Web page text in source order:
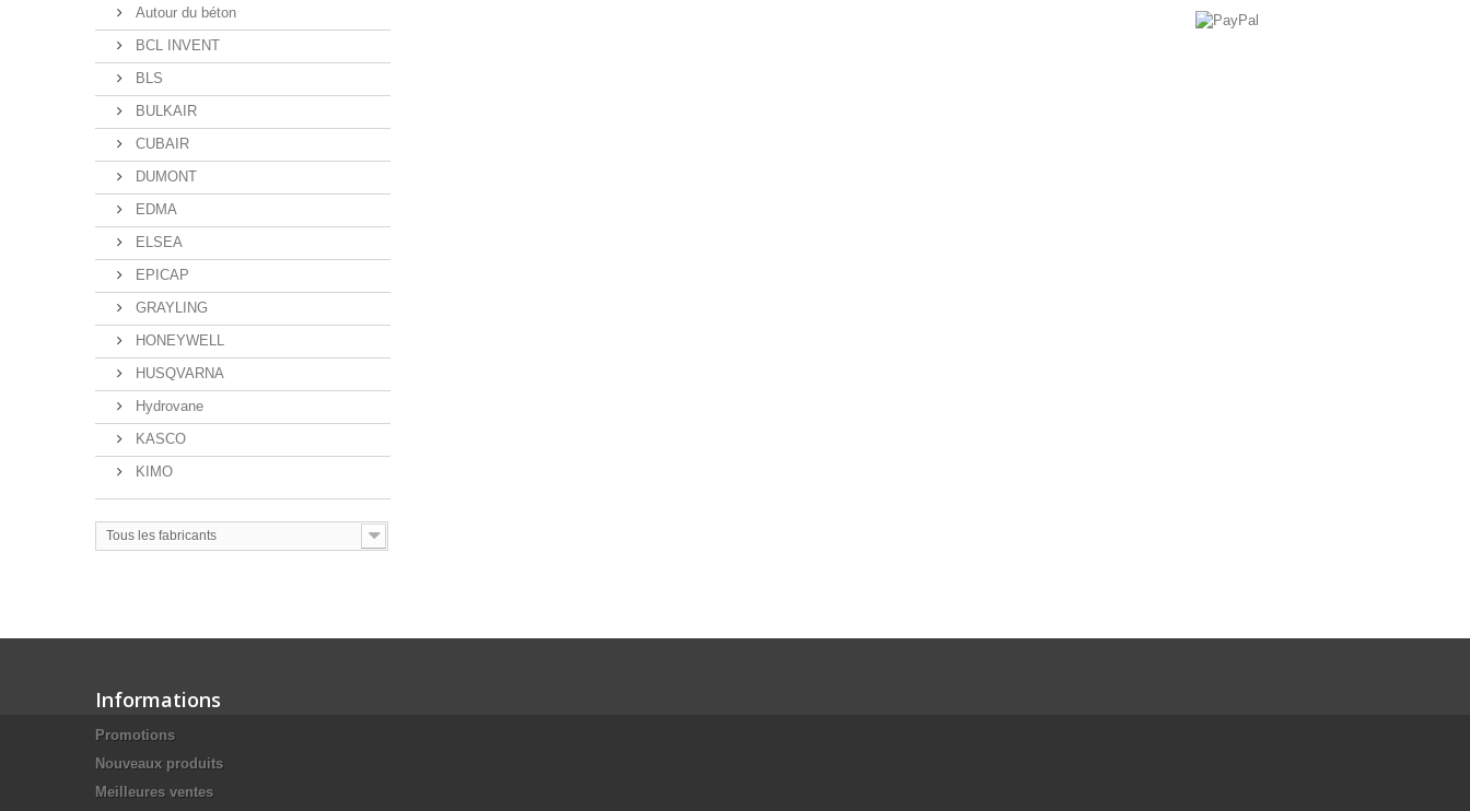
Autour du béton
BCL INVENT
BLS
BULKAIR
CUBAIR
DUMONT
EDMA
ELSEA
EPICAP
GRAYLING
HONEYWELL
HUSQVARNA
Hydrovane
KASCO
KIMO
Tous les fabricants
Informations
Promotions
Nouveaux produits
Meilleures ventes